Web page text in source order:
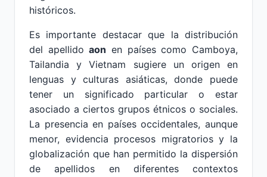
históricos.
Es importante destacar que la distribución
del apellidoaon en países como Camboya,
Tailandia y Vietnam sugiere un origen en
lenguas y culturas asiáticas, donde puede
tener un significado particular o estar
asociado a ciertos grupos étnicos o sociales.
La presencia en países occidentales, aunque
menor, evidencia procesos migratorios y la
globalización que han permitido la dispersión
de apellidos en diferentes contextos